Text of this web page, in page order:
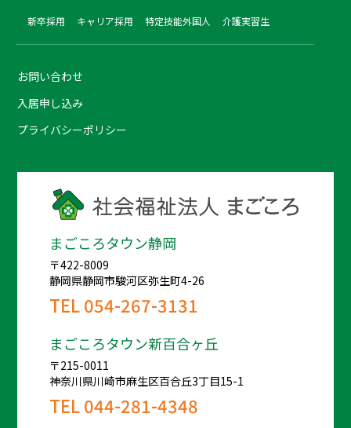
新卒採用 キャリア採用 特定技能外国人 介護実習生
お問い合わせ
入居申し込み
プライバシーポリシー
まごころタウン静岡
〒422-8009
静岡県静岡市駿河区弥生町4-26
TEL054-267-3131
まごころタウン新百合ヶ丘
〒215-0011
神奈川県川崎市麻生区百合丘3丁目15-1
TEL044-281-4348